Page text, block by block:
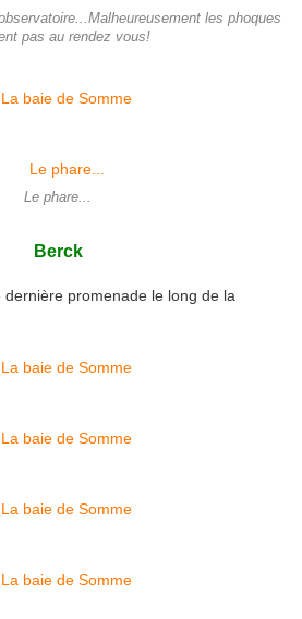
les phoques
pas au rendez vous!
Le phare...
Berck
promenade le long de la